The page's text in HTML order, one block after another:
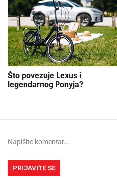
Što povezuje Lexus i
legendarnog Ponyja?
PRIJAVITE SE